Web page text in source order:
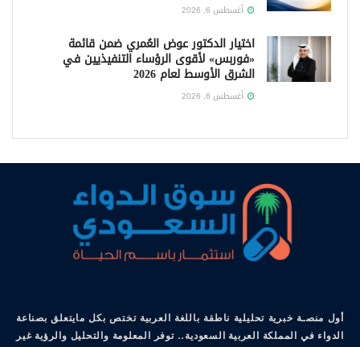
أغسطس 6, 2026
اختيار الدكتور عوض العُمري ضمن قائمة
«فوربس» لأقوى الرؤساء التنفيذيين في
الشرق الأوسط لعام 2026
أغسطس 6, 2026
أول منصـة خبرية تحليلية ناطقة باللغة العربية تختص بكل مايتعلق بصناعة
الدواء في المملكة العربية السعودية.. توفر المعلومة والتحليل والرؤية غير